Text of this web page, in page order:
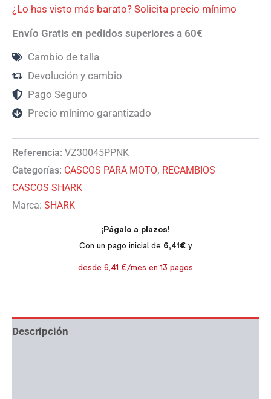
¿Lo has visto más barato? Solicita precio mínimo
Envío Gratis en pedidos superiores a 60€
Cambio de talla
Devolución y cambio
Pago Seguro
Precio mínimo garantizado
Referencia: VZ30045PPNK
Categorías: CASCOS PARA MOTO, RECAMBIOS
CASCOS SHARK
Marca: SHARK
Descripción